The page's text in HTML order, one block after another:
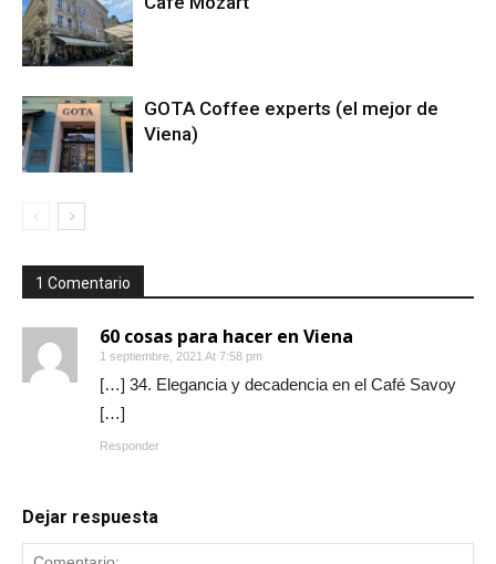
GOTA Coffee experts (el mejor de
Viena)
1 Comentario
60 cosas para hacer en Viena
1 septiembre, 2021 At 7:58 pm
[…] 34. Elegancia y decadencia en el Café Savoy
[…]
Responder
Dejar respuesta